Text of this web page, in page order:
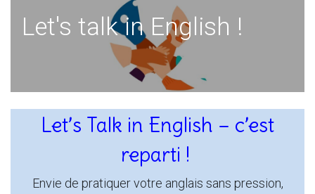
Let's talk in English !
Let’s Talk in English – c’est
reparti !
Envie de pratiquer votre anglais sans pression,